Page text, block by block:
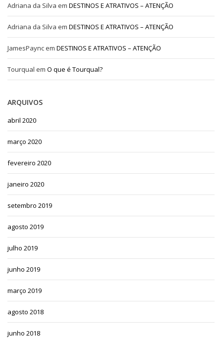
Adriana da Silva em DESTINOS E ATRATIVOS – ATENÇÃO
Adriana da Silva em DESTINOS E ATRATIVOS – ATENÇÃO
JamesPaync em DESTINOS E ATRATIVOS – ATENÇÃO
Tourqual em O que é Tourqual?
ARQUIVOS
abril 2020
março 2020
fevereiro 2020
janeiro 2020
setembro 2019
agosto 2019
julho 2019
junho 2019
março 2019
agosto 2018
junho 2018